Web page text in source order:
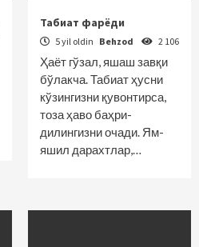
Табиат фарёди
5 yil oldin Behzod 2 106
Ҳаёт гўзал, яшаш завқи
бўлакча. Табиат ҳусни
кўзингизни қувонтирса,
тоза ҳаво баҳри-
дилингизни очади. Ям-
яшил дарахтлар,…